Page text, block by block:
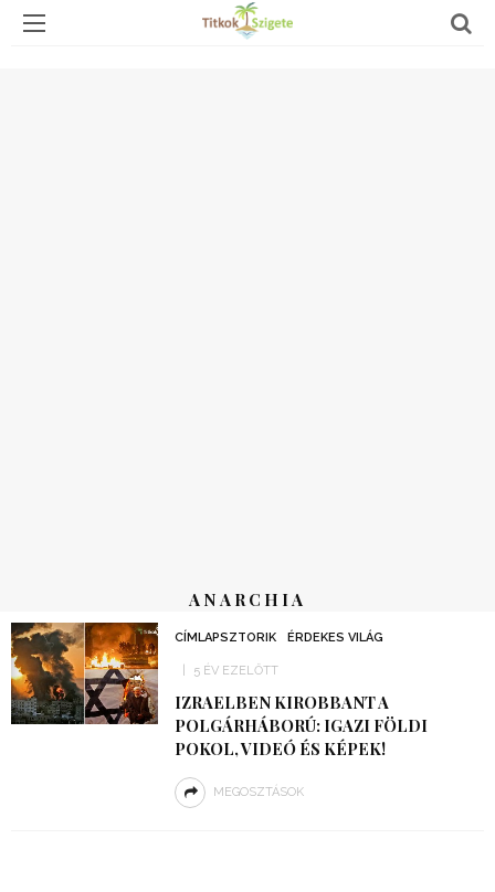
ANARCHIA
CÍMLAPSZTORIK ÉRDEKES VILÁG
5 ÉV EZELŐTT
IZRAELBEN KIROBBANT A
POLGÁRHÁBORÚ: IGAZI FÖLDI
POKOL, VIDEÓ ÉS KÉPEK!
MEGOSZTÁSOK